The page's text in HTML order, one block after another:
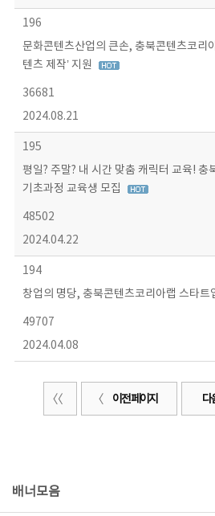
196
문화콘텐츠산업의 큰손, 충북콘텐츠코리
텐츠 제작’ 지원
36681
2024.08.21
195
평일? 주말? 내 시간 맞춤 캐릭터 교육! 충
기초과정 교육생 모집
48502
2024.04.22
194
창업의 명당, 충북콘텐츠코리아랩 스타트
49707
2024.04.08
이전 페이지 다
배너모음